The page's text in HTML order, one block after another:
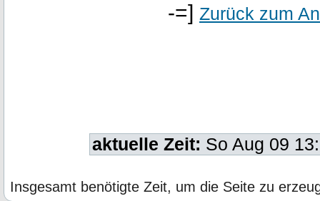
-=] Zurück zum
aktuelle Zeit: So Aug 09
Insgesamt benötigte Zeit, um die Seite zu